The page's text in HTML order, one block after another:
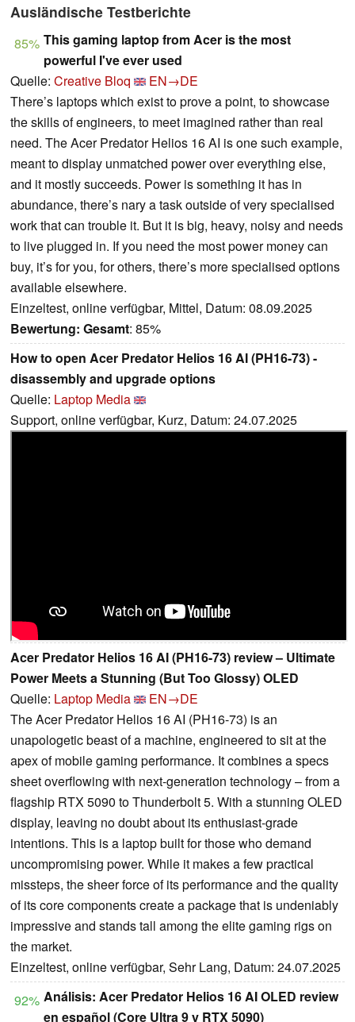
Ausländische Testberichte
85% This gaming laptop from Acer is the most
powerful I've ever used
Quelle: Creative Bloq
EN→DE
There’s laptops which exist to prove a point, to showcase
the skills of engineers, to meet imagined rather than real
need. The Acer Predator Helios 16 AI is one such example,
meant to display unmatched power over everything else,
and it mostly succeeds. Power is something it has in
abundance, there’s nary a task outside of very specialised
work that can trouble it. But it is big, heavy, noisy and needs
to live plugged in. If you need the most power money can
buy, it’s for you, for others, there’s more specialised options
available elsewhere.
Einzeltest, online verfügbar, Mittel, Datum: 08.09.2025
Bewertung: Gesamt: 85%
How to open Acer Predator Helios 16 AI (PH16-73) -
disassembly and upgrade options
Quelle: Laptop Media
Support, online verfügbar, Kurz, Datum: 24.07.2025
Acer Predator Helios 16 AI (PH16-73) review – Ultimate
Power Meets a Stunning (But Too Glossy) OLED
Quelle: Laptop Media
EN→DE
The Acer Predator Helios 16 AI (PH16-73) is an
unapologetic beast of a machine, engineered to sit at the
apex of mobile gaming performance. It combines a specs
sheet overflowing with next-generation technology – from a
flagship RTX 5090 to Thunderbolt 5. With a stunning OLED
display, leaving no doubt about its enthusiast-grade
intentions. This is a laptop built for those who demand
uncompromising power. While it makes a few practical
missteps, the sheer force of its performance and the quality
of its core components create a package that is undeniably
impressive and stands tall among the elite gaming rigs on
the market.
Einzeltest, online verfügbar, Sehr Lang, Datum: 24.07.2025
92% Análisis: Acer Predator Helios 16 AI OLED review
en español (Core Ultra 9 y RTX 5090)